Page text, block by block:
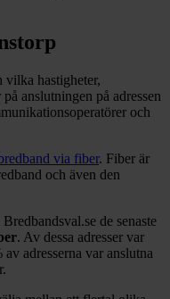
vilka hastigheter,
anslutningen på adressen
och
via fiber. Fiber är
och även den
de senaste
. Av dessa adresser var
av adresserna var anslutna